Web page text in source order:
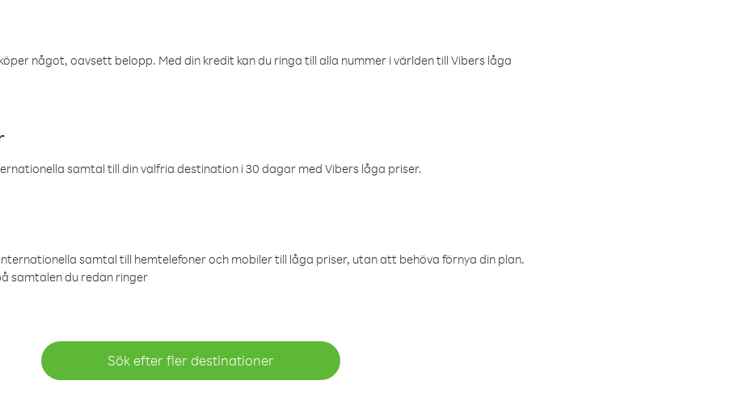
något, oavsett belopp. Med din kredit kan du ringa till alla nummer i världen till Vibers låga
samtal till din valfria destination i 30 dagar med Vibers låga priser.
samtal till hemtelefoner och mobiler till låga priser, utan att behöva förnya din plan.
samtalen du redan ringer
Sök efter fler destinationer